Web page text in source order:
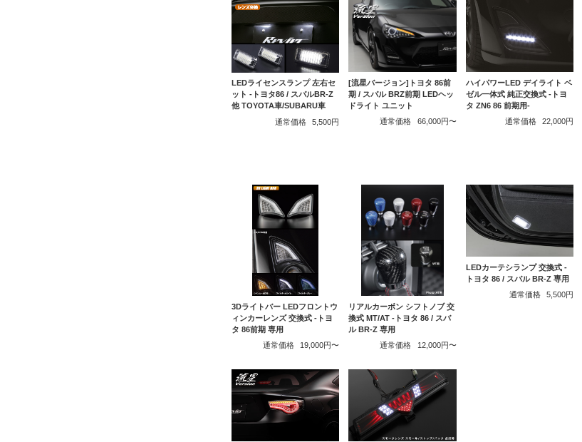
LEDライセンスランプ 左右セ
ット -トヨタ86 / スバルBR-Z
他 TOYOTA車/SUBARU車
通常価格
5,500円
[流星バージョン]トヨタ 86前
期 / スバル BRZ前期 LEDヘッ
ドライト ユニット
通常価格
66,000円〜
ハイパワーLED デイライト ベ
ゼル一体式 純正交換式 -トヨ
タ ZN6 86 前期用-
通常価格
22,000円
3Dライトバー LEDフロントウ
ィンカーレンズ 交換式 -トヨ
タ 86前期 専用
通常価格
19,000円〜
リアルカーボン シフトノブ 交
換式 MT/AT -トヨタ 86 / スバ
ル BR-Z 専用
通常価格
12,000円〜
LEDカーテシランプ 交換式 -
トヨタ 86 / スバル BR-Z 専用
通常価格
5,500円